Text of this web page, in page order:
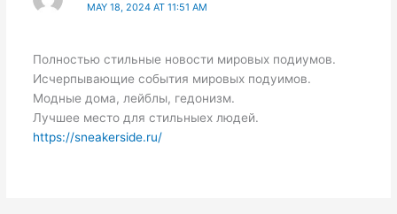
MAY 18, 2024 AT 11:51 AM
Полностью стильные новости мировых подиумов.
Исчерпывающие события мировых подуимов.
Модные дома, лейблы, гедонизм.
Лучшее место для стильныех людей.
https://sneakerside.ru/